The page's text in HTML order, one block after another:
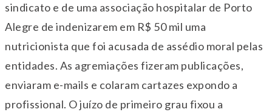
sindicato e de uma associação hospitalar de Porto
Alegre de indenizarem em R$ 50 mil uma
nutricionista que foi acusada de assédio moral pelas
entidades. As agremiações fizeram publicações,
enviaram e-mails e colaram cartazes expondo a
profissional. O juízo de primeiro grau fixou a